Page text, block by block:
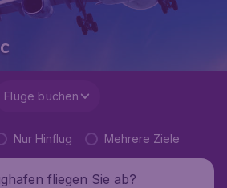
Flüge buchen
Nur Hinflug Mehrere Ziele
fliegen Sie ab?